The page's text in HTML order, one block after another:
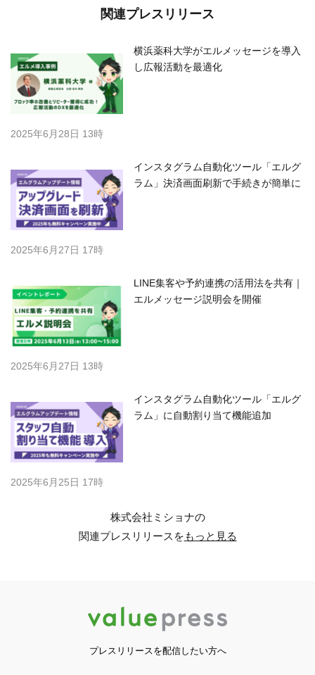
関連プレスリリース
横浜薬科大学がエルメッセージを導入
し広報活動を最適化
2025年6月28日 13時
インスタグラム自動化ツール「エルグ
ラム」決済画面刷新で手続きが簡単に
2025年6月27日 17時
LINE集客や予約連携の活用法を共有｜
エルメッセージ説明会を開催
2025年6月27日 13時
インスタグラム自動化ツール「エルグ
ラム」に自動割り当て機能追加
2025年6月25日 17時
株式会社ミショナの
関連プレスリリースをもっと見る
プレスリリースを配信したい方へ